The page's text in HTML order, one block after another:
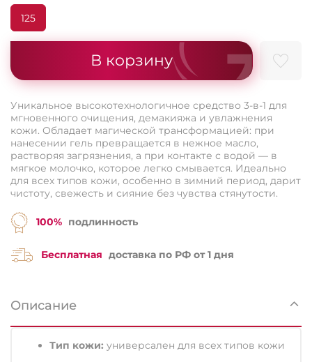
В корзину
125
Уникальное высокотехнологичное средство 3-в-1 для
мгновенного очищения, демакияжа и увлажнения
кожи. Обладает магической трансформацией: при
нанесении гель превращается в нежное масло,
растворяя загрязнения, а при контакте с водой — в
мягкое молочко, которое легко смывается. Идеально
для всех типов кожи, особенно в зимний период, дарит
чистоту, свежесть и сияние без чувства стянутости.
100% подлинность
Бесплатная доставка по РФ от 1 дня
Описание
Тип кожи: универсален для всех типов кожи